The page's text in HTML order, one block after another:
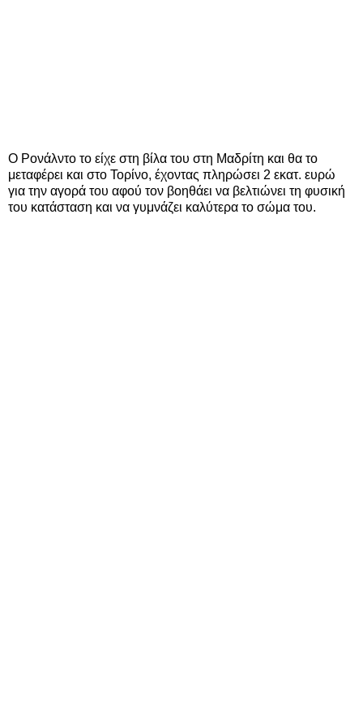
Ο Ρονάλντο το είχε στη βίλα του στη Μαδρίτη και θα το
μεταφέρει και στο Τορίνο, έχοντας πληρώσει 2 εκατ. ευρώ
για την αγορά του αφού τον βοηθάει να βελτιώνει τη φυσική
του κατάσταση και να γυμνάζει καλύτερα το σώμα του.